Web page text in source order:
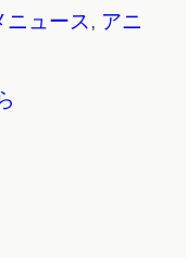
ュース, アニ